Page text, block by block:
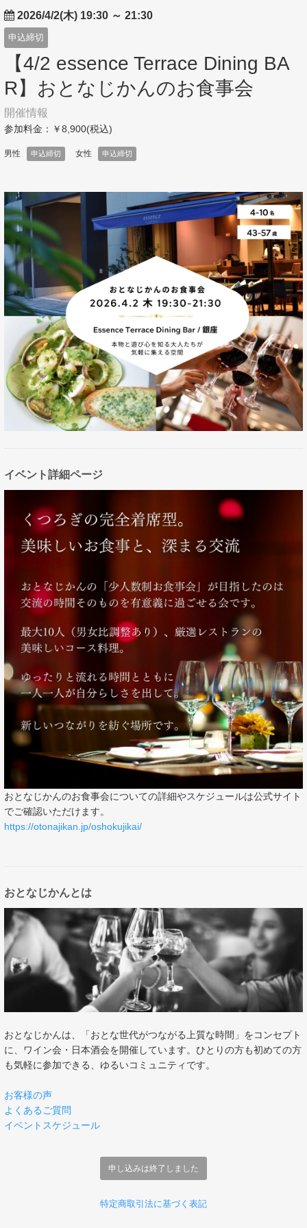
2026/4/2(木) 19:30 ～ 21:30
申込締切
【4/2 essence Terrace Dining BA
R】おとなじかんのお食事会
開催情報
参加料金：￥8,900(税込)
男性 申込締切 女性 申込締切
イベント詳細ページ
おとなじかんのお食事会についての詳細やスケジュールは公式サイト
でご確認いただけます。
https://otonajikan.jp/oshokujikai/
おとなじかんとは
おとなじかんは、「おとな世代がつながる上質な時間」をコンセプト
に、ワイン会・日本酒会を開催しています。ひとりの方も初めての方
も気軽に参加できる、ゆるいコミュニティです。
お客様の声
よくあるご質問
イベントスケジュール
申し込みは終了しました
特定商取引法に基づく表記